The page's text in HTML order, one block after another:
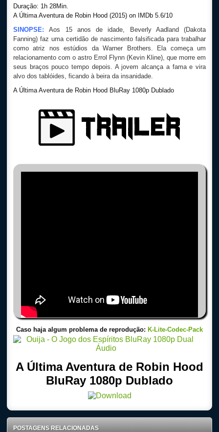
Duração: 1h 28Min.
A Última Aventura de Robin Hood (2015) on IMDb 5.6/10
SINOPSE:Aos 15 anos de idade, Beverly Aadland (Dakota
Fanning) faz uma certidão de nascimento falsificada para trabalhar
como atriz nos estúdios da Warner Brothers. Ela começa um
relacionamento com o astro Errol Flynn (Kevin Kline), que morre em
seus braços pouco tempo depois. A jovem alcança a fama e vira
alvo dos tablóides, ficando à beira da insanidade.
A Última Aventura de Robin Hood BluRay 1080p Dublado
Caso haja algum problema de reprodução: K-Lite-Codec-Pack
A Última Aventura de Robin Hood
BluRay 1080p Dublado
POSTAGENS RELACIONADAS